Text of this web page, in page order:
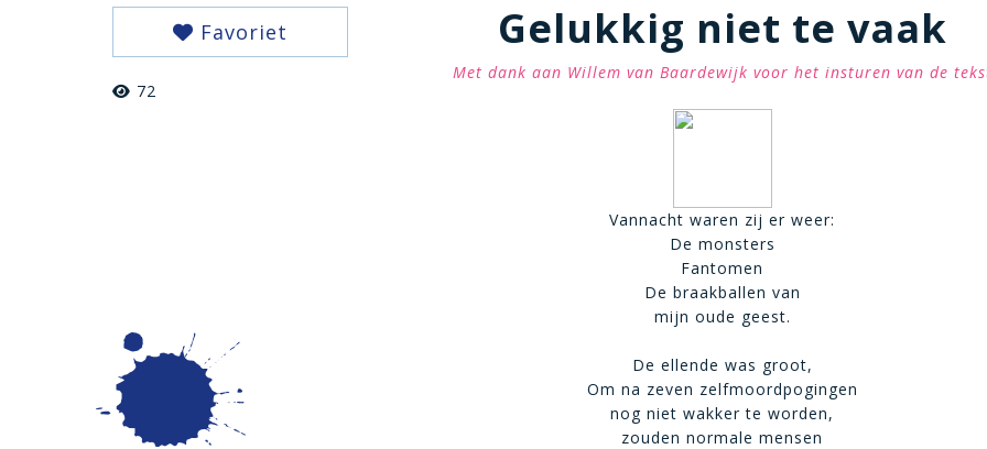
Favoriet
72
Gelukkig niet te vaak
Met dank aan Willem van Baardewijk voor het insturen van de
Vannacht waren zij er weer:
De monsters
Fantomen
De braakballen van
mijn oude geest.
De ellende was groot,
Om na zeven zelfmoordpogingen
nog niet wakker te worden,
zouden normale mensen